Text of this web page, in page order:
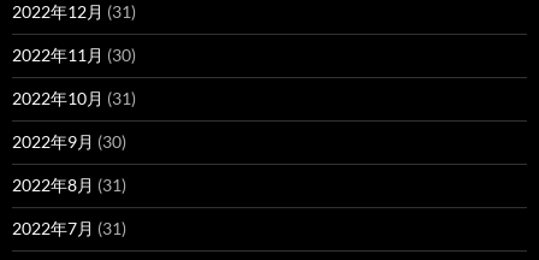
2022年12月 (31)
2022年11月 (30)
2022年10月 (31)
2022年9月 (30)
2022年8月 (31)
2022年7月 (31)